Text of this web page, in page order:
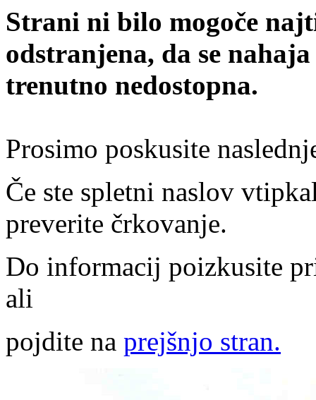
Strani ni bilo mogoče
odstranjena, da se
trenutno nedostopna.
Prosimo poskusite
Če ste spletni naslov
preverite črkovanje.
Do informacij poizkusite
ali
pojdite na prejšnjo stran.